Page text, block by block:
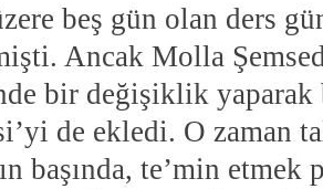
beş gün olan ders
Ancak Molla
bir değişiklik yaparak
de ekledi. O zaman
başında, te’min etmek